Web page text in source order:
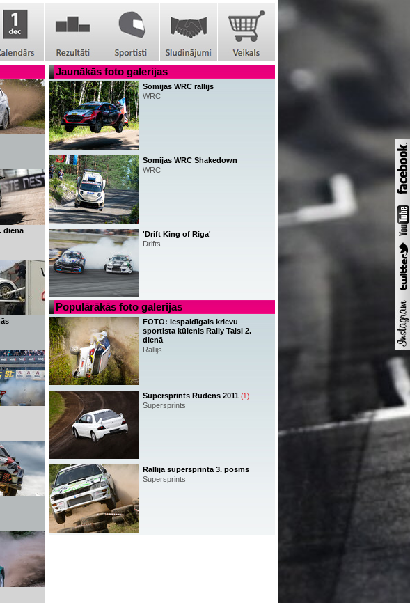
diena
Jaunākās foto galerijas
Somijas WRC rallijs
WRC
Somijas WRC Shakedown
WRC
'Drift King of Riga'
Drifts
Populārākās foto galerijas
FOTO: Iespaidīgais krievu
sportista kūlenis Rally Talsi 2.
dienā
Rallijs
Supersprints Rudens 2011 (1)
Supersprints
Rallija supersprinta 3. posms
Supersprints